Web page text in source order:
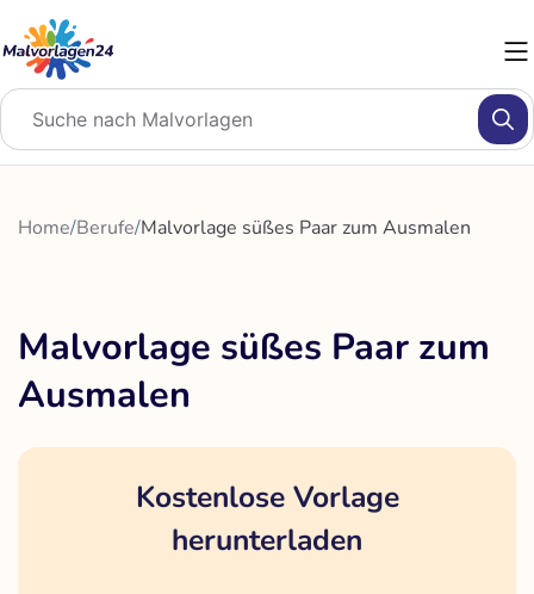
Inhalt
springen
Home/Berufe/Malvorlage süßes Paar zum Ausmalen
Malvorlage süßes Paar zum
Ausmalen
Kostenlose Vorlage
herunterladen